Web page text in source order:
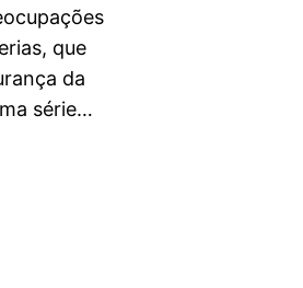
que
da
série…